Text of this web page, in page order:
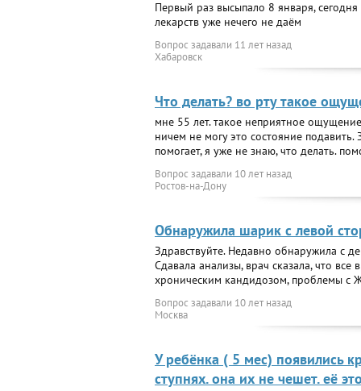
Первый раз высыпало 8 января,
лекарств уже нечего не даём
Вопрос задавали 11 лет назад
Хабаровск
Что делать? во рту такое
мне 55 лет. такое неприятное
ничем не могу это состояние
помогает, я уже не знаю, что делать.
Вопрос задавали 10 лет назад
Ростов-на-Дону
Обнаружила шарик с левой
Здравствуйте. Недавно обнаружила с
Сдавала анализы, врач сказала, что
хроническим кандидозом, проблемы с
Вопрос задавали 10 лет назад
Москва
У ребёнка ( 5 мес) появились
ступнях. она их не чешет. её